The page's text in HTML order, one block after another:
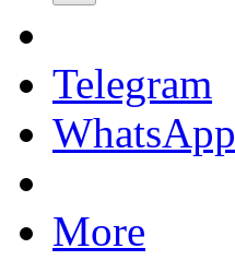
Telegram
WhatsApp
More